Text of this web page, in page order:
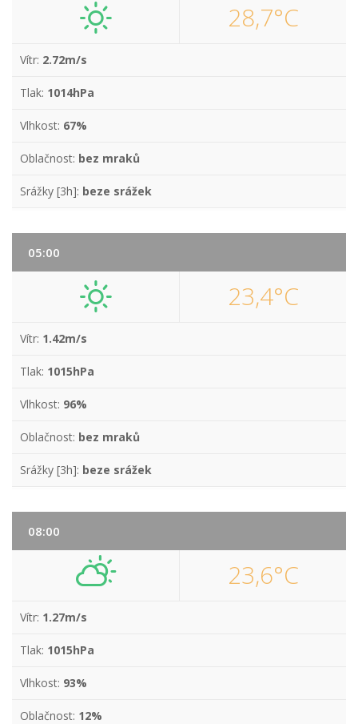
28,7°C
Vítr: 2.72m/s
Tlak: 1014hPa
Vlhkost: 67%
Oblačnost: bez mraků
Srážky [3h]: beze srážek
05:00
23,4°C
Vítr: 1.42m/s
Tlak: 1015hPa
Vlhkost: 96%
Oblačnost: bez mraků
Srážky [3h]: beze srážek
08:00
23,6°C
Vítr: 1.27m/s
Tlak: 1015hPa
Vlhkost: 93%
Oblačnost: 12%